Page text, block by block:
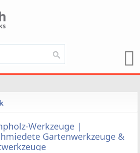
Werkzeuge |
Gartenwerkzeuge &